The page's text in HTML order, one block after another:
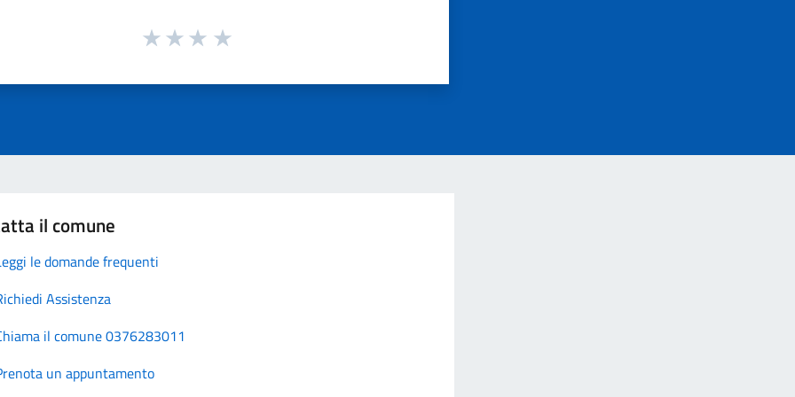
il comune
le domande frequenti
Assistenza
il comune 0376283011
un appuntamento